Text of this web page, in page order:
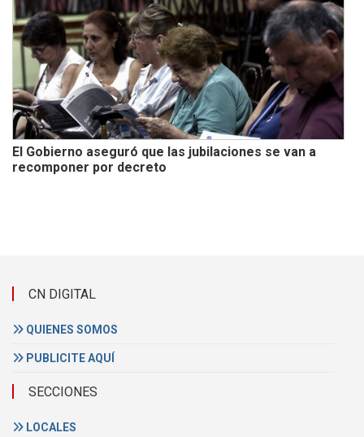
El Gobierno aseguró que las jubilaciones se van a
recomponer por decreto
CN DIGITAL
QUIENES SOMOS
PUBLICITE AQUÍ
SECCIONES
LOCALES